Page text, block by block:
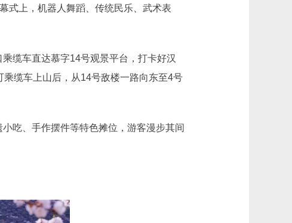
式上，机器人舞蹈、传统民乐、武术表
缆车直达慕字14号观景平台，打卡好汉
缆车上山后，从14号敌楼一路向东至4号
吃、手作摆件等特色摊位，游客漫步其间